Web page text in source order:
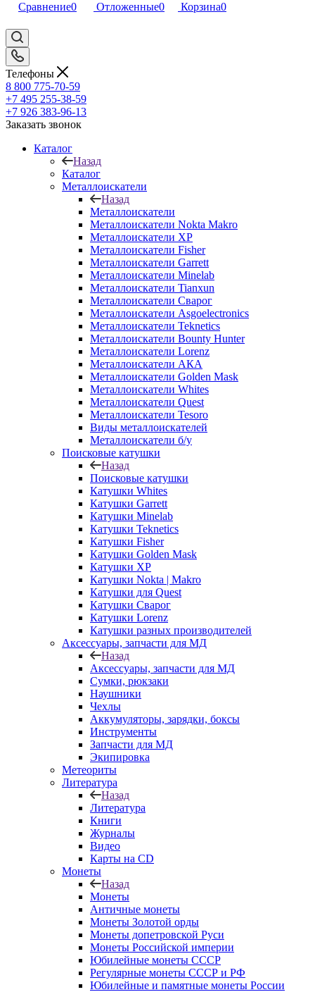
Сравнение0 Отложенные0 Корзина0
Телефоны
8 800 775-70-59
+7 495 255-38-59
+7 926 383-96-13
Заказать звонок
Каталог
Назад
Каталог
Металлоискатели
Назад
Металлоискатели
Металлоискатели Nokta Makro
Металлоискатели XP
Металлоискатели Fisher
Металлоискатели Garrett
Металлоискатели Minelab
Металлоискатели Tianxun
Металлоискатели Сварог
Металлоискатели Asgoelectronics
Металлоискатели Teknetics
Металлоискатели Bounty Hunter
Металлоискатели Lorenz
Металлоискатели АКА
Металлоискатели Golden Mask
Металлоискатели Whites
Металлоискатели Quest
Металлоискатели Tesoro
Виды металлоискателей
Металлоискатели б/у
Поисковые катушки
Назад
Поисковые катушки
Катушки Whites
Катушки Garrett
Катушки Minelab
Катушки Teknetics
Катушки Fisher
Катушки Golden Mask
Катушки XP
Катушки Nokta | Makro
Катушки для Quest
Катушки Сварог
Катушки Lorenz
Катушки разных производителей
Аксессуары, запчасти для МД
Назад
Аксессуары, запчасти для МД
Сумки, рюкзаки
Наушники
Чехлы
Аккумуляторы, зарядки, боксы
Инструменты
Запчасти для МД
Экипировка
Метеориты
Литература
Назад
Литература
Книги
Журналы
Видео
Карты на CD
Монеты
Назад
Монеты
Античные монеты
Монеты Золотой орды
Монеты допетровской Руси
Монеты Российской империи
Юбилейные монеты СССР
Регулярные монеты СССР и РФ
Юбилейные и памятные монеты России